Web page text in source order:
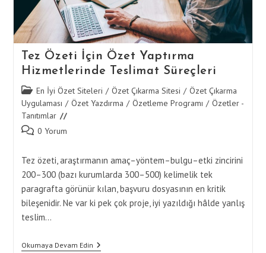
Tez Özeti İçin Özet Yaptırma
Hizmetlerinde Teslimat Süreçleri
Post
category:
En İyi Özet Siteleri / Özet Çıkarma Sitesi / Özet Çıkarma
Uygulaması / Özet Yazdırma / Özetleme Programı / Özetler -
Tanıtımlar
Post 0 Yorum
Tez özeti, araştırmanın amaç–yöntem–bulgu–etki zincirini
200–300 (bazı kurumlarda 300–500) kelimelik tek
paragrafta görünür kılan, başvuru dosyasının en kritik
bileşenidir. Ne var ki pek çok proje, iyi yazıldığı hâlde yanlış
teslim…
Okumaya Devam EdinTez